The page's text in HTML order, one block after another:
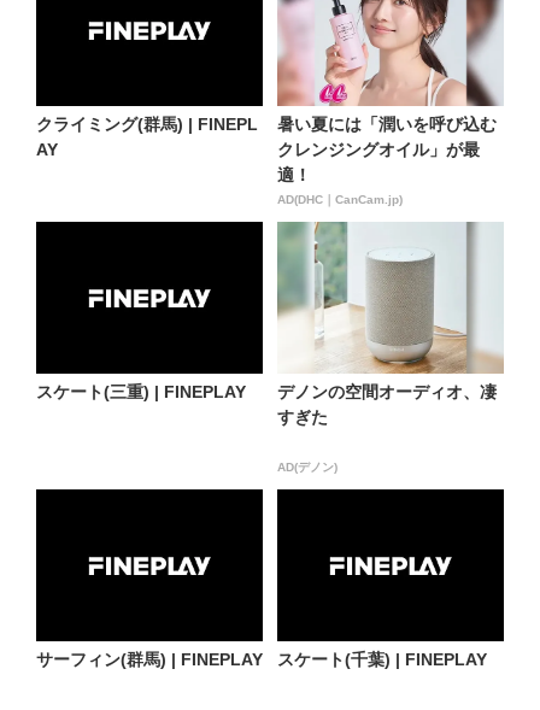
クライミング(群馬) | FINEPL
AY
暑い夏には「潤いを呼び込む
クレンジングオイル」が最
適！
AD(DHC｜CanCam.jp)
スケート(三重) | FINEPLAY
デノンの空間オーディオ、凄
すぎた
AD(デノン)
サーフィン(群馬) | FINEPLAY スケート(千葉) | FINEPLAY